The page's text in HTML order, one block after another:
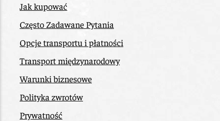
Jak kupować
Często Zadawane Pytania
Opcje transportu i płatności
Transport międzynarodowy
Warunki biznesowe
Polityka zwrotów
Prywatność